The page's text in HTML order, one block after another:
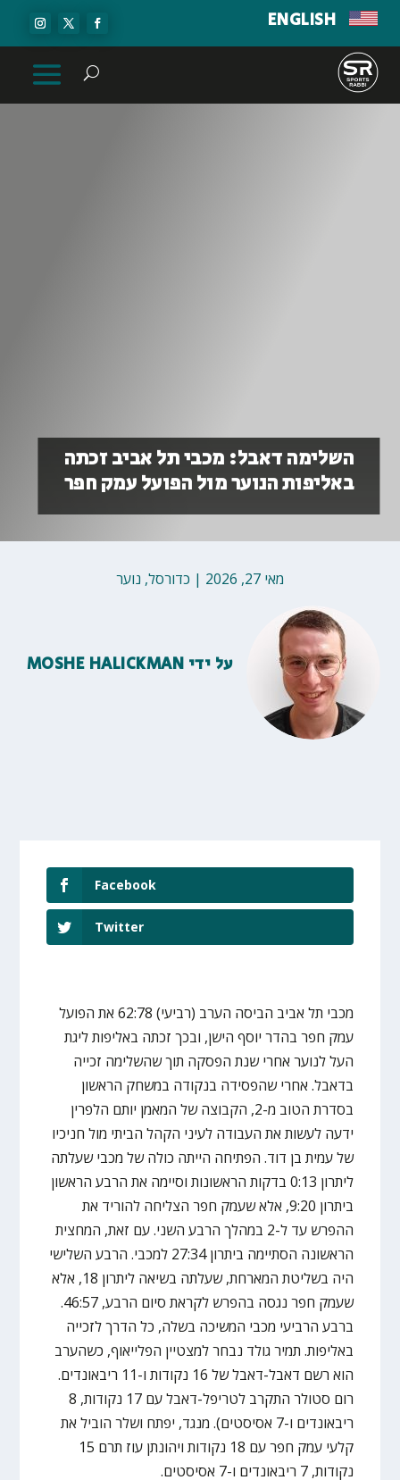
ENGLISH
השלימה דאבל: מכבי תל אביב זכתה
באליפות הנוער מול הפועל עמק חפר
מאי 27, 2026 | כדורסל, נוער
על ידי MOSHE HALICKMAN
Facebook
Twitter
מכבי תל אביב הביסה הערב (רביעי) 62:78 את הפועל
עמק חפר בהדר יוסף הישן, ובכך זכתה באליפות ליגת
העל לנוער אחרי שנת הפסקה תוך שהשלימה זכייה
בדאבל. אחרי שהפסידה בנקודה במשחק הראשון
בסדרת הטוב מ-2, הקבוצה של המאמן יותם הלפרין
ידעה לעשות את העבודה לעיני הקהל הביתי מול חניכיו
של עמית בן דוד. הפתיחה הייתה כולה של מכבי שעלתה
ליתרון 0:13 בדקות הראשונות וסיימה את הרבע הראשון
ביתרון 9:20, אלא שעמק חפר הצליחה להוריד את
ההפרש עד ל-2 במהלך הרבע השני. עם זאת, המחצית
הראשונה הסתיימה ביתרון 27:34 למכבי. הרבע השלישי
היה בשליטת המארחת, שעלתה בשיאה ליתרון 18, אלא
שעמק חפר נגסה בהפרש לקראת סיום הרבע, 46:57.
ברבע הרביעי מכבי המשיכה בשלה, כל הדרך לזכייה
באליפות. תמיר גולד נבחר למצטיין הפלייאוף, כשהערב
הוא רשם דאבל-דאבל של 16 נקודות ו-11 ריבאונדים.
רום סטולר התקרב לטריפל-דאבל עם 17 נקודות, 8
ריבאונדים ו-7 אסיסטים). מנגד, יפתח ושלר הוביל את
קלעי עמק חפר עם 18 נקודות ויהונתן עוז תרם 15
נקודות, 7 ריבאונדים ו-7 אסיסטים.